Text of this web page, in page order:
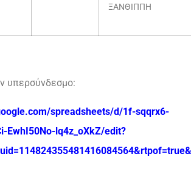
ΞΑΝΘΙΠΠΗ
υπερσύνδεσμο:
spreadsheets/d/1f-sqqrx6-
EwhI50No-lq4z_oXkZ/edit?